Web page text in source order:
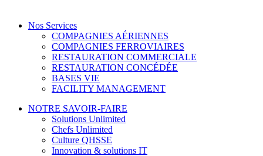
Nos Services
COMPAGNIES AÉRIENNES
COMPAGNIES FERROVIAIRES
RESTAURATION COMMERCIALE
RESTAURATION CONCÉDÉE
BASES VIE
FACILITY MANAGEMENT
NOTRE SAVOIR-FAIRE
Solutions Unlimited
Chefs Unlimited
Culture QHSSE
Innovation & solutions IT